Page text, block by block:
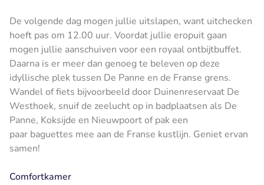
De volgende dag mogen jullie uitslapen, want uitchecken
hoeft pas om 12.00 uur. Voordat jullie eropuit gaan
mogen jullie aanschuiven voor een royaal ontbijtbuffet.
Daarna is er meer dan genoeg te beleven op deze
idyllische plek tussen De Panne en de Franse grens.
Wandel of fiets bijvoorbeeld door Duinenreservaat De
Westhoek, snuif de zeelucht op in badplaatsen als De
Panne, Koksijde en Nieuwpoort of pak een
paar baguettes mee aan de Franse kustlijn. Geniet ervan
samen!
Comfortkamer